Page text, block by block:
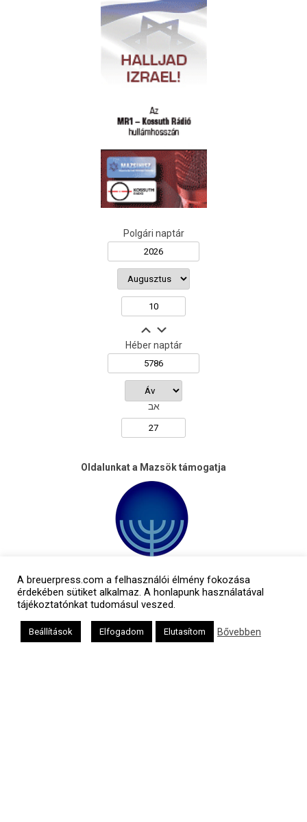
Polgári naptár
Héber naptár
אב
Oldalunkat a Mazsök támogatja
A breuerpress.com a felhasználói élmény fokozása
érdekében sütiket alkalmaz. A honlapunk használatával
tájékoztatónkat tudomásul veszed.
Beállítások Elfogadom Elutasítom Bővebben